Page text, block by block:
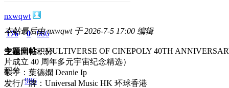
nxwqwt
176
主题
0
回帖
986
积分
积分
986
本帖最后由 nxwqwt 于 2026-7-5 17:00 编辑
专辑全称：MULTIVERSE OF CINEPOLY 40TH
片成立 40 周年多元宇宙纪念精选）
歌手：葉德嫻 Deanie Ip
发行厂牌：Universal Music HK 环球香港